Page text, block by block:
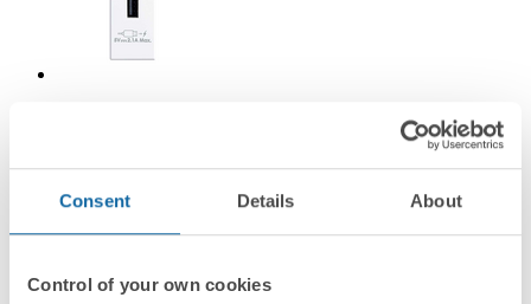
Consent Details About
Control of your own cookies
Cargador USB de 1 módulo 2.1A 5V~ blanco Simon 82
Simon 82